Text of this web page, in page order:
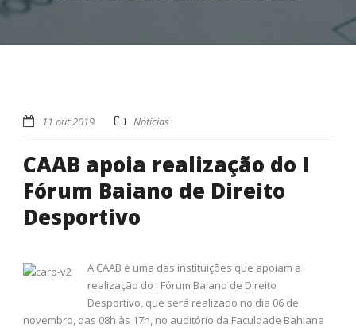
11 out 2019 Notícias
CAAB apoia realização do I
Fórum Baiano de Direito
Desportivo
A CAAB é uma das instituições que apoiam a
realização do I Fórum Baiano de Direito
Desportivo, que será realizado no dia 06 de
novembro, das 08h às 17h, no auditório da Faculdade Bahiana